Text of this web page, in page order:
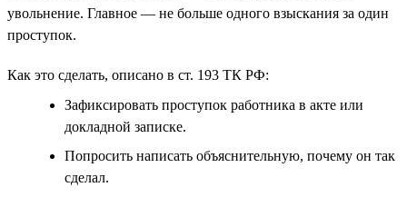
увольнение. Главное — не больше одного взыскания за один
проступок.
Как это сделать, описано в ст. 193 ТК РФ:
Зафиксировать проступок работника в акте или
докладной записке.
Попросить написать объяснительную, почему он так
сделал.